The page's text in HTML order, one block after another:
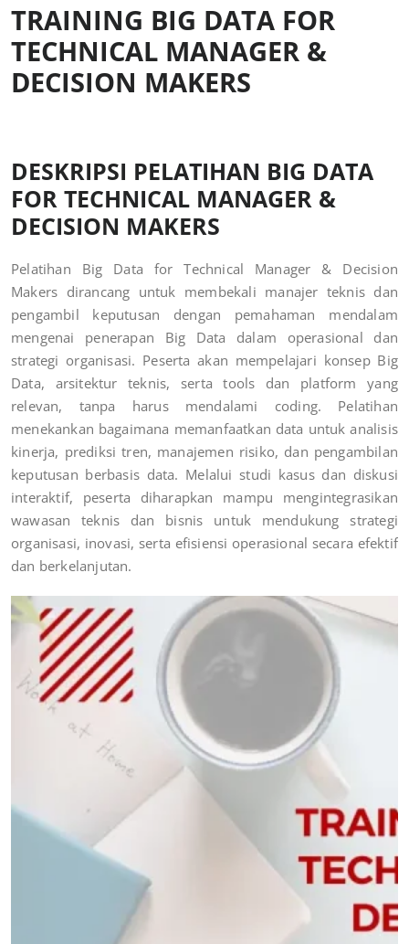
TRAINING BIG DATA FOR
TECHNICAL MANAGER &
DECISION MAKERS
DESKRIPSI PELATIHAN BIG DATA
FOR TECHNICAL MANAGER &
DECISION MAKERS
Pelatihan Big Data for Technical Manager & Decision
Makers dirancang untuk membekali manajer teknis dan
pengambil keputusan dengan pemahaman mendalam
mengenai penerapan Big Data dalam operasional dan
strategi organisasi. Peserta akan mempelajari konsep Big
Data, arsitektur teknis, serta tools dan platform yang
relevan, tanpa harus mendalami coding. Pelatihan
menekankan bagaimana memanfaatkan data untuk analisis
kinerja, prediksi tren, manajemen risiko, dan pengambilan
keputusan berbasis data. Melalui studi kasus dan diskusi
interaktif, peserta diharapkan mampu mengintegrasikan
wawasan teknis dan bisnis untuk mendukung strategi
organisasi, inovasi, serta efisiensi operasional secara efektif
dan berkelanjutan.